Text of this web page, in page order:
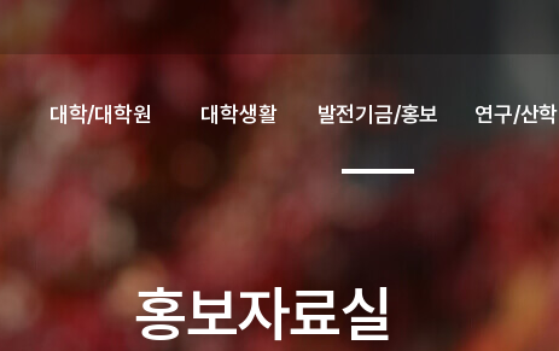
홍보자료실
대학/대학원 대학생활 발전기금/홍보 연구/산학